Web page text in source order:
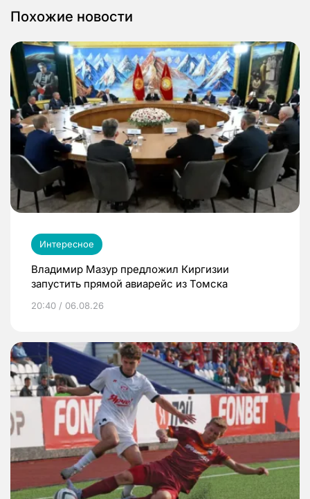
Похожие новости
Интересное
Владимир Мазур предложил Киргизии
запустить прямой авиарейс из Томска
20:40 / 06.08.26